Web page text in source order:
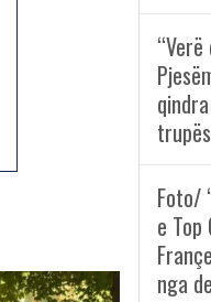
Foto/
e Top
nga